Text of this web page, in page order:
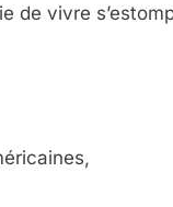
de vivre